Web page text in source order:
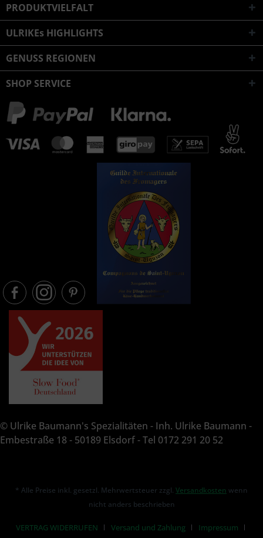
PRODUKTVIELFALT
ULRIKEs HIGHLIGHTS
GENUSS REGIONEN
SHOP SERVICE
© Ulrike Baumann's Spezialitäten - Inh. Ulrike Baumann -
Embestraße 18 - 50189 Elsdorf - Tel 0172 291 20 52
* Alle Preise inkl. gesetzl. Mehrwertsteuer zzgl. Versandkosten wenn
nicht anders beschrieben
VERTRAG WIDERRUFEN Versand und Zahlung Impressum